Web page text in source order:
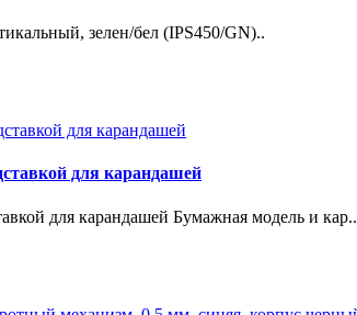
зелен/бел (IPS450/GN)..
для карандашей
для карандашей Бумажная модель и кар..